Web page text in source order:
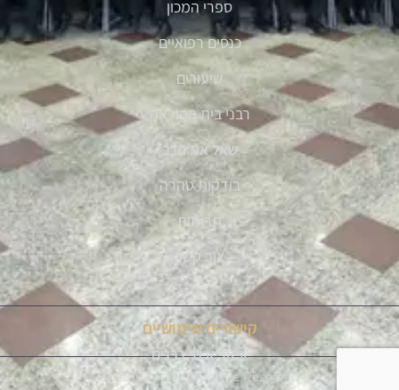
ספרי המכון
כנסים רפואיים
שיעורים
רבני בית ההוראה
שאל את הרב
בודקות טהרה
תרומות
צור קשר
קישורים שימושיים
איזור אישי רבנים
Ⓒ 2019 - All Rights Are Reserved